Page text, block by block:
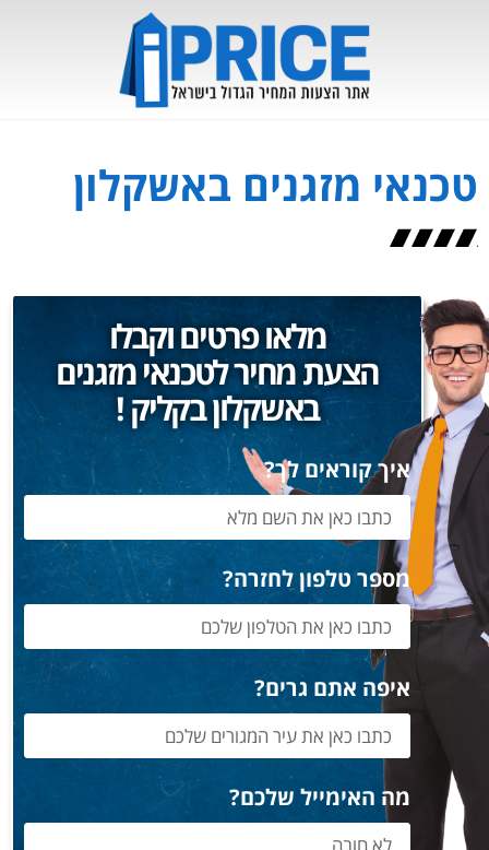
טכנאי מזגנים באשקלון
מלאו פרטים וקבלו
הצעת מחיר לטכנאי מזגנים
באשקלון בקליק !
איך קוראים לך?
מספר טלפון לחזרה?
איפה אתם גרים?
מה האימייל שלכם?